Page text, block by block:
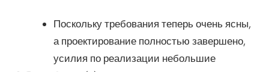
Поскольку требования теперь очень ясны,
а проектирование полностью завершено,
усилия по реализации небольшие